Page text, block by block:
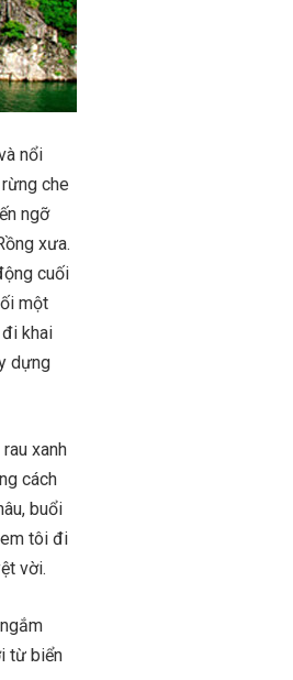
nổi
che
ngỡ
xưa.
cuối
một
khai
dựng
xanh
cách
buổi
tôi đi
vời.
từ biển